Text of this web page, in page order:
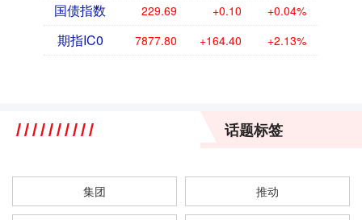
国债指数 229.69 +0.10 +0.04%
期指IC0 7877.80 +164.40 +2.13%
话题标签
集团 推动